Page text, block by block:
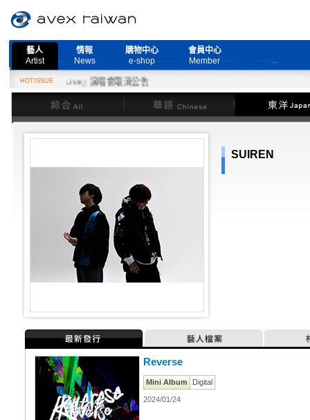
藝人
Artist
情報
News
購物中心
e-shop
會員中心
Member
HOTISSUE
More Live』演唱會取消公告
綜合
華語 東洋
SUIREN
最新發行 藝人檔案
Reverse
Mini Album Digital
2024/01/24